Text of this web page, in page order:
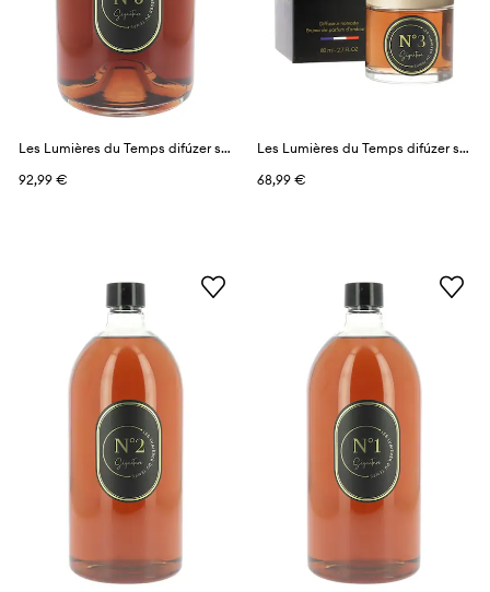
Les Lumières du Temps difúzer s vôňou 1 l
92,99 €
Les Lumières du Temps difúzer s vôňou 80 ml
68,99 €